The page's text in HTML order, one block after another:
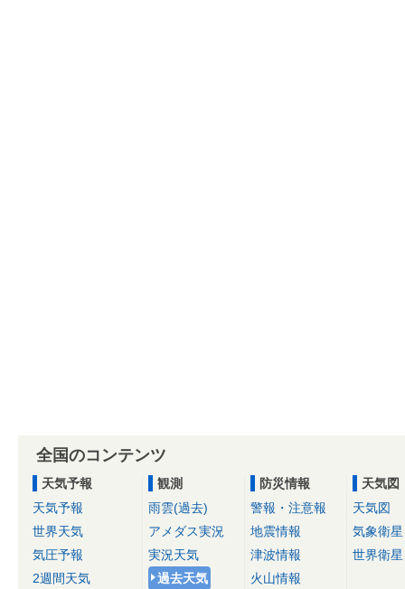
全国のコンテンツ
天気予報
天気予報
世界天気
気圧予報
2週間天気
観測
雨雲(過去)
アメダス実況
実況天気
過去天気
防災情報
警報・注意報
地震情報
津波情報
火山情報
天気図
天気図
気象衛星
世界衛星